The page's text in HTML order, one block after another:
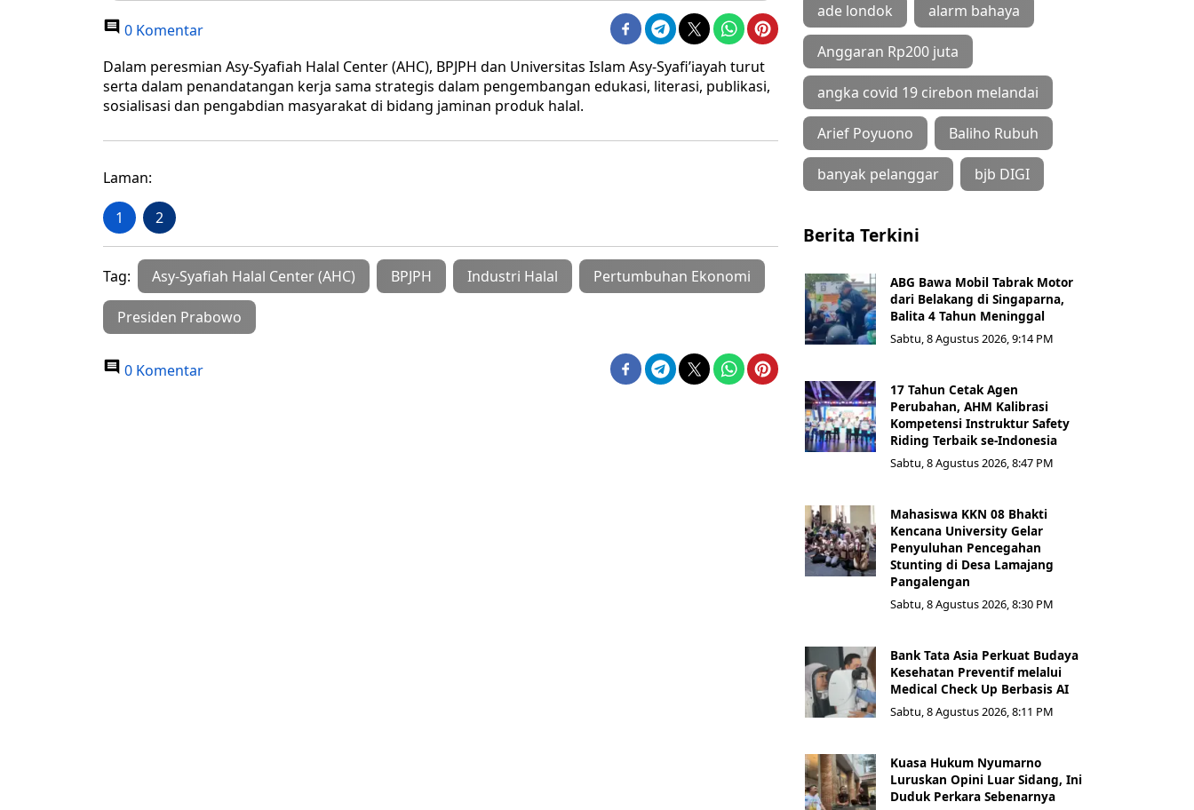
0 Komentar
Dalam peresmian Asy-Syafiah Halal Center (AHC), BPJPH dan Universitas Islam Asy-Syafi’iayah turut
serta dalam penandatangan kerja sama strategis dalam pengembangan edukasi, literasi, publikasi,
sosialisasi dan pengabdian masyarakat di bidang jaminan produk halal.
Laman:
1 2
Tag: Asy-Syafiah Halal Center (AHC) BPJPH Industri Halal Pertumbuhan Ekonomi
Presiden Prabowo
0 Komentar
ade londok alarm bahaya
Anggaran Rp200 juta
angka covid 19 cirebon melandai
Arief Poyuono Baliho Rubuh
banyak pelanggar bjb DIGI
Berita Terkini
ABG Bawa Mobil Tabrak Motor
dari Belakang di Singaparna,
Balita 4 Tahun Meninggal
Sabtu, 8 Agustus 2026, 9:14 PM
17 Tahun Cetak Agen
Perubahan, AHM Kalibrasi
Kompetensi Instruktur Safety
Riding Terbaik se-Indonesia
Sabtu, 8 Agustus 2026, 8:47 PM
Mahasiswa KKN 08 Bhakti
Kencana University Gelar
Penyuluhan Pencegahan
Stunting di Desa Lamajang
Pangalengan
Sabtu, 8 Agustus 2026, 8:30 PM
Bank Tata Asia Perkuat Budaya
Kesehatan Preventif melalui
Medical Check Up Berbasis AI
Sabtu, 8 Agustus 2026, 8:11 PM
Kuasa Hukum Nyumarno
Luruskan Opini Luar Sidang, Ini
Duduk Perkara Sebenarnya ​